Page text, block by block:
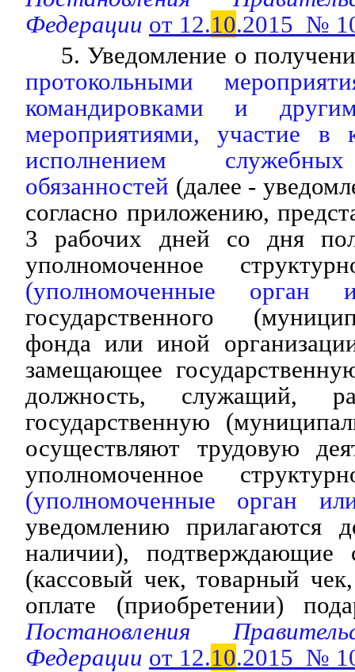
Федерации от 12.10.2015 №
5. Уведомление о
протокольными
командировками и
мероприятиями, участие в
исполнением
обязанностей (далее -
согласно приложению,
3 рабочих дней со дня
уполномоченное
(уполномоченные орган
государственного
фонда или иной
замещающее
должность, служащий,
государственную
осуществляют трудовую
уполномоченное
(уполномоченные орган
уведомлению прилагаются
наличии), подтверждающие
(кассовый чек, товарный
оплате (приобретении)
Постановления
Федерации от 12.10.2015 №